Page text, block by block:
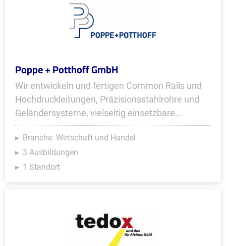
Poppe + Potthoff GmbH
Wir entwickeln und fertigen Common Rails und
Hochdruckleitungen, Präzisions­stahlrohre und
Geländer­systeme, viel­seitig einsetzbare...
Branche: Wirtschaft und Handel
3 Ausbildungen
1 Standort